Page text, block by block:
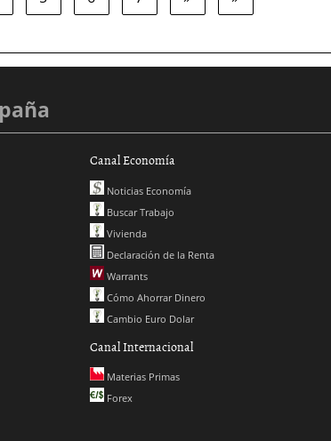
Canal Economía
Noticias Economía
Buscar Trabajo
Vivienda
Declaración de la Renta
Warrants
Cómo Ahorrar Dinero
Cambio Euro Dolar
Canal Internacional
Materias Primas
Forex